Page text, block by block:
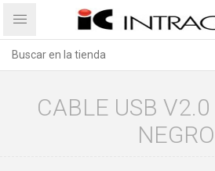
CABLE USB
NEGRO